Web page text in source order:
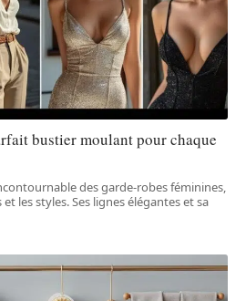
bustier moulant pour chaque
des garde-robes féminines,
les styles. Ses lignes élégantes et sa